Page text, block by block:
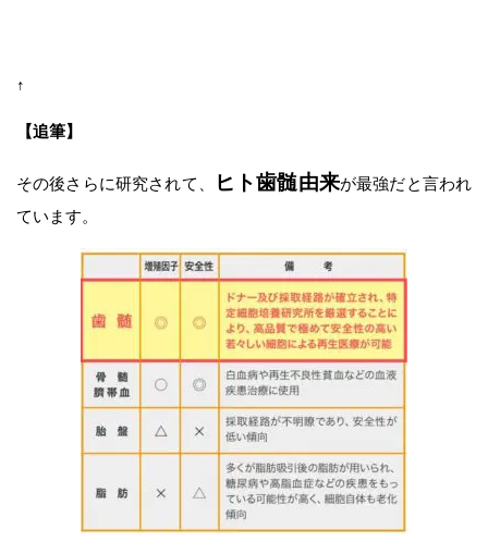
↑
【追筆】
その後さらに研究されて、 ヒト歯髄由来が最強だと言われ
ています。